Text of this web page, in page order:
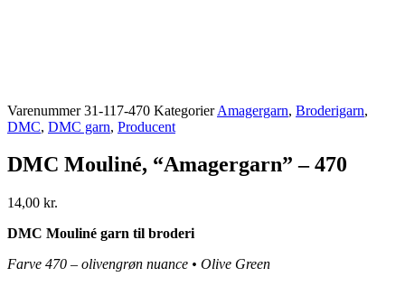
Varenummer31-117-470 Kategorier Amagergarn, Broderigarn,
DMC, DMC garn, Producent
DMC Mouliné, “Amagergarn” – 470
14,00 kr.
DMC Mouliné garn til broderi
Farve 470 – olivengrøn nuance • Olive Green